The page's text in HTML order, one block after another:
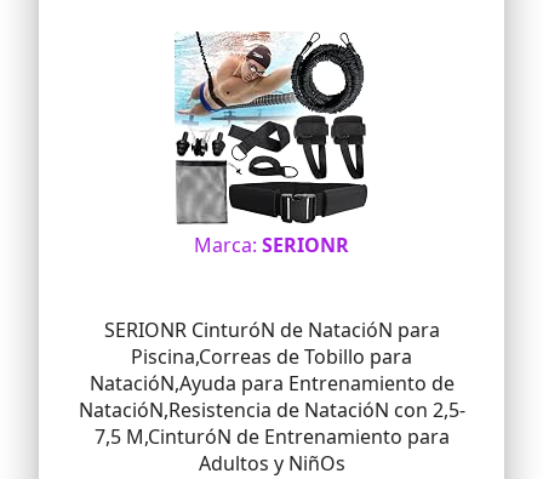
Marca: SERIONR
SERIONR CinturóN de NatacióN para
Piscina,Correas de Tobillo para
NatacióN,Ayuda para Entrenamiento de
NatacióN,Resistencia de NatacióN con 2,5-
7,5 M,CinturóN de Entrenamiento para
Adultos y NiñOs